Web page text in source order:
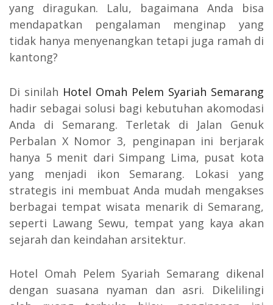
yang diragukan. Lalu, bagaimana Anda bisa
mendapatkan pengalaman menginap yang
tidak hanya menyenangkan tetapi juga ramah di
kantong?
Di sinilah Hotel Omah Pelem Syariah Semarang
hadir sebagai solusi bagi kebutuhan akomodasi
Anda di Semarang. Terletak di Jalan Genuk
Perbalan X Nomor 3, penginapan ini berjarak
hanya 5 menit dari Simpang Lima, pusat kota
yang menjadi ikon Semarang. Lokasi yang
strategis ini membuat Anda mudah mengakses
berbagai tempat wisata menarik di Semarang,
seperti Lawang Sewu, tempat yang kaya akan
sejarah dan keindahan arsitektur.
Hotel Omah Pelem Syariah Semarang dikenal
dengan suasana nyaman dan asri. Dikelilingi